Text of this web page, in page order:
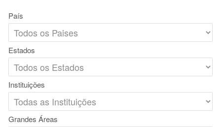
País
Estados
Instituições
Grandes Áreas